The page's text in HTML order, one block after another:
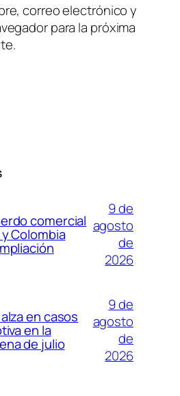
correo electrónico y
para la próxima
comercial
Colombia
9 de
agosto
de
2026
en casos
en la
de julio
9 de
agosto
de
2026